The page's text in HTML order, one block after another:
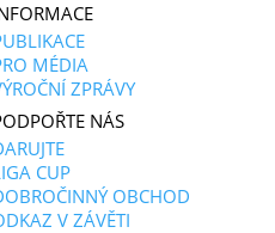
MÉDIA
ZPRÁVY
NÁS
CUP
OBCHOD
V ZÁVĚTI